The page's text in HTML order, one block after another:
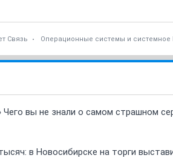
Связь Операционные системы и системное
Чего вы не знали о самом страшном
в Новосибирске на торги